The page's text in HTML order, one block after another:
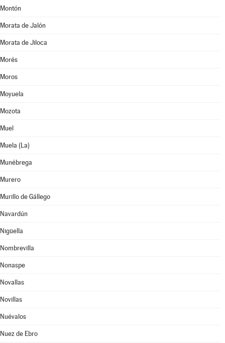
Montón
Morata de Jalón
Morata de Jiloca
Morés
Moros
Moyuela
Mozota
Muel
Muela (La)
Munébrega
Murero
Murillo de Gállego
Navardún
Nigüella
Nombrevilla
Nonaspe
Novallas
Novillas
Nuévalos
Nuez de Ebro